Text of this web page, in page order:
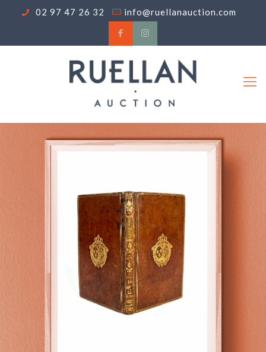
02 97 47 26 32 info@ruellanauction.com